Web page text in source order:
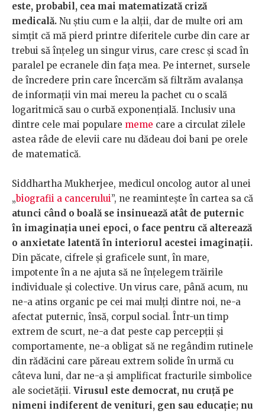
este, probabil, cea mai matematizată criză
medicală. Nu știu cum e la alții, dar de multe ori am
simțit că mă pierd printre diferitele curbe din care ar
trebui să înțeleg un singur virus, care cresc și scad în
paralel pe ecranele din fața mea. Pe internet, sursele
de încredere prin care încercăm să filtrăm avalanșa
de informații vin mai mereu la pachet cu o scală
logaritmică sau o curbă exponențială. Inclusiv una
dintre cele mai populare meme care a circulat zilele
astea râde de elevii care nu dădeau doi bani pe orele
de matematică.
Siddhartha Mukherjee, medicul oncolog autor al unei
„biografii a cancerului”, ne reamintește în cartea sa că
atunci când o boală se insinuează atât de puternic
în imaginația unei epoci, o face pentru că alterează
o anxietate latentă în interiorul acestei imaginații.
Din păcate, cifrele și graficele sunt, în mare,
impotente în a ne ajuta să ne înțelegem trăirile
individuale și colective. Un virus care, până acum, nu
ne-a atins organic pe cei mai mulți dintre noi, ne-a
afectat puternic, însă, corpul social. Într-un timp
extrem de scurt, ne-a dat peste cap percepții și
comportamente, ne-a obligat să ne regândim rutinele
din rădăcini care păreau extrem solide în urmă cu
câteva luni, dar ne-a și amplificat fracturile simbolice
ale societății. Virusul este democrat, nu cruță pe
nimeni indiferent de venituri, gen sau educație; nu